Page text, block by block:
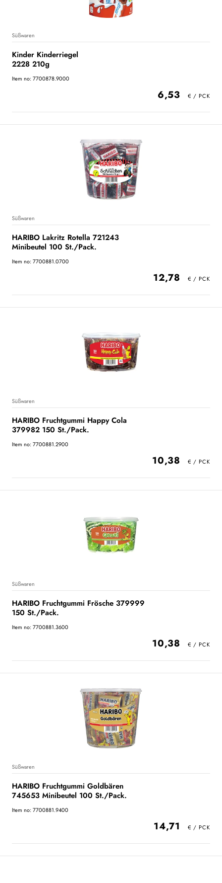
Süßwaren
Kinder Kinderriegel
2228 210g
Item no: 7700878.9000
6,53
Süßwaren
HARIBO Lakritz Rotella 721243
Minibeutel 100 St./Pack.
Item no: 7700881.0700
12,78
Süßwaren
HARIBO Fruchtgummi Happy Cola
379982 150 St./Pack.
Item no: 7700881.2900
10,38
Süßwaren
HARIBO Fruchtgummi Frösche 379999
150 St./Pack.
Item no: 7700881.3600
10,38
Süßwaren
HARIBO Fruchtgummi Goldbären
745653 Minibeutel 100 St./Pack.
Item no: 7700881.9400
14,71